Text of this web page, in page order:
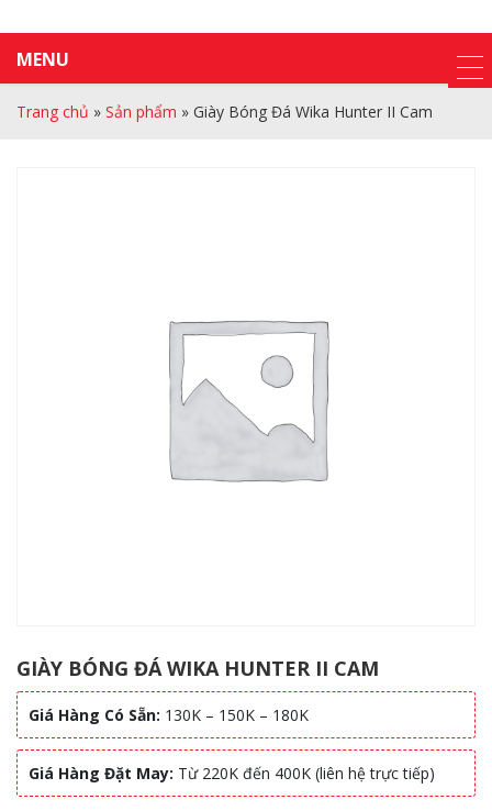
MENU
Trang chủ » Sản phẩm » Giày Bóng Đá Wika Hunter II Cam
GIÀY BÓNG ĐÁ WIKA HUNTER II CAM
Giá Hàng Có Sẵn: 130K – 150K – 180K
Giá Hàng Đặt May: Từ 220K đến 400K (liên hệ trực tiếp)